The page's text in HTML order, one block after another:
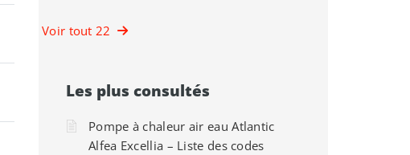
Voir tout 22
Les plus consultés
Pompe à chaleur air eau Atlantic
Alfea Excellia – Liste des codes